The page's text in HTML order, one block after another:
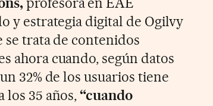
y estrategia digital de Ogilvy
se trata de contenidos
ahora cuando, según datos
32% de los usuarios tiene
los 35 años,“cuando